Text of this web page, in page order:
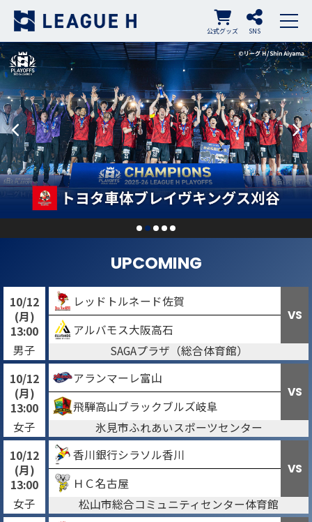
SNS
公式グッズ
UPCOMING
10/12
(月)
13:00
レッドトルネード佐賀
VS
アルバモス大阪高石
男子
SAGAプラザ（総合体育館）
10/12
(月)
13:00
アランマーレ富山
VS
飛騨高山ブラックブルズ岐阜
女子
氷見市ふれあいスポーツセンター
10/12
(月)
13:00
香川銀行シラソル香川
VS
ＨＣ名古屋
女子
松山市総合コミュニティセンター体育館